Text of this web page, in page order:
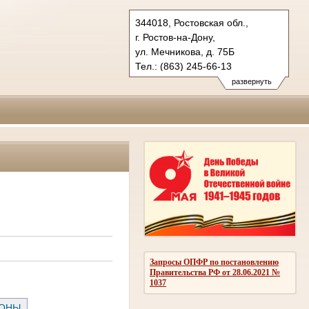
развернуть
344018, Ростовская обл.,
г. Ростов-на-Дону,
ул. Мечникова, д. 75Б
Тел.: (863) 245-66-13
245-65-00, 245-66-00
yovs.ros@sudrf.ru
Запросы ОПФР по постановлению
Правительства РФ от 28.06.2021 №
1037